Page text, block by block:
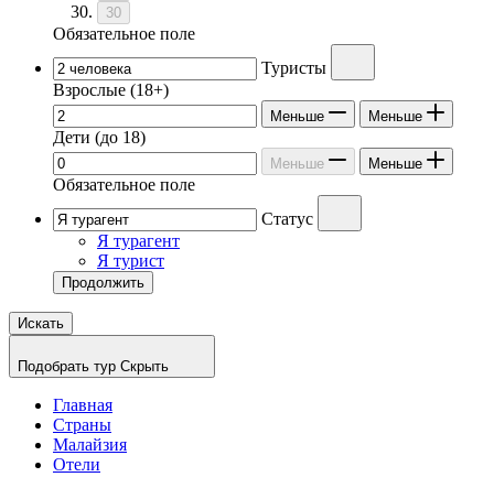
30
Обязательное поле
Туристы
Взрослые (18+)
Меньше Меньше
Дети (до 18)
Меньше Меньше
Обязательное поле
Статус
Я турагент
Я турист
Продолжить
Искать
Подобрать тур Скрыть
Главная
Страны
Малайзия
Отели